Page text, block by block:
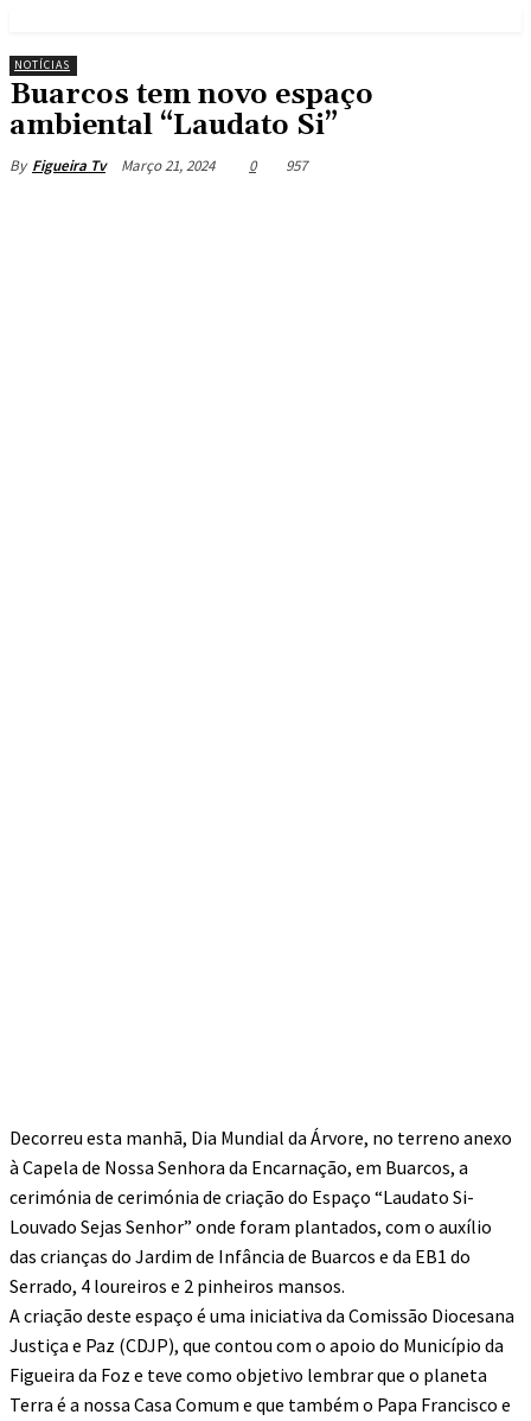
NOTÍCIAS
Buarcos tem novo espaço
ambiental “Laudato Si”
By Figueira Tv Março 21, 2024 0 957
Decorreu esta manhã, Dia Mundial da Árvore, no terreno anexo
à Capela de Nossa Senhora da Encarnação, em Buarcos, a
cerimónia de cerimónia de criação do Espaço “Laudato Si-
Louvado Sejas Senhor” onde foram plantados, com o auxílio
das crianças do Jardim de Infância de Buarcos e da EB1 do
Serrado, 4 loureiros e 2 pinheiros mansos.
A criação deste espaço é uma iniciativa da Comissão Diocesana
Justiça e Paz (CDJP), que contou com o apoio do Município da
Figueira da Foz e teve como objetivo lembrar que o planeta
Terra é a nossa Casa Comum e que também o Papa Francisco e